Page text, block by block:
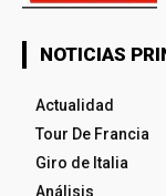
NOTICIAS
Actualidad
Tour De Francia
Giro de Italia
Análisis